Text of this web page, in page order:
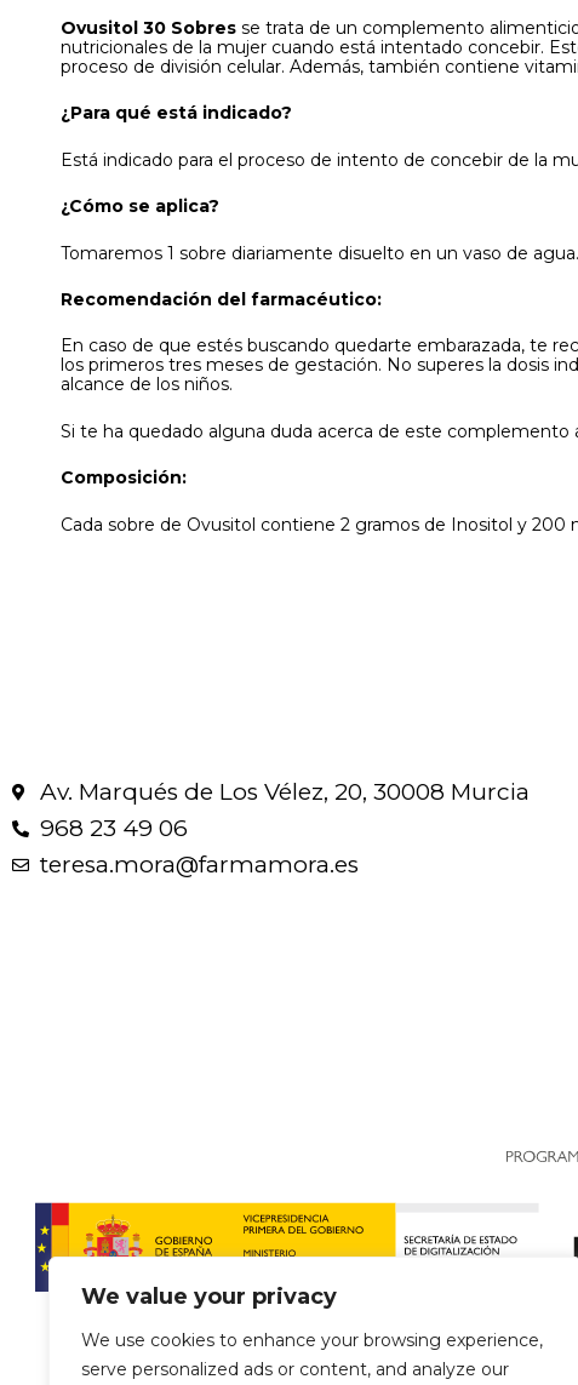
We value your privacy
We use cookies to enhance your browsing experience,
serve personalized ads or content, and analyze our
Ovusitol 30 Sobres se trata de un complemento
nutricionales de la mujer cuando está intentado concebir.
proceso de división celular. Además, también contiene
¿Para qué está indicado?
Está indicado para el proceso de intento de concebir de la
¿Cómo se aplica?
Tomaremos 1 sobre diariamente disuelto en un vaso de agua.
Recomendación del farmacéutico:
En caso de que estés buscando quedarte embarazada, te
los primeros tres meses de gestación. No superes la dosis
alcance de los niños.
Si te ha quedado alguna duda acerca de este
Composición:
Cada sobre de Ovusitol contiene 2 gramos de Inositol y 200
Av. Marqués de Los Vélez, 20, 30008 Murcia
968 23 49 06
teresa.mora@farmamora.es